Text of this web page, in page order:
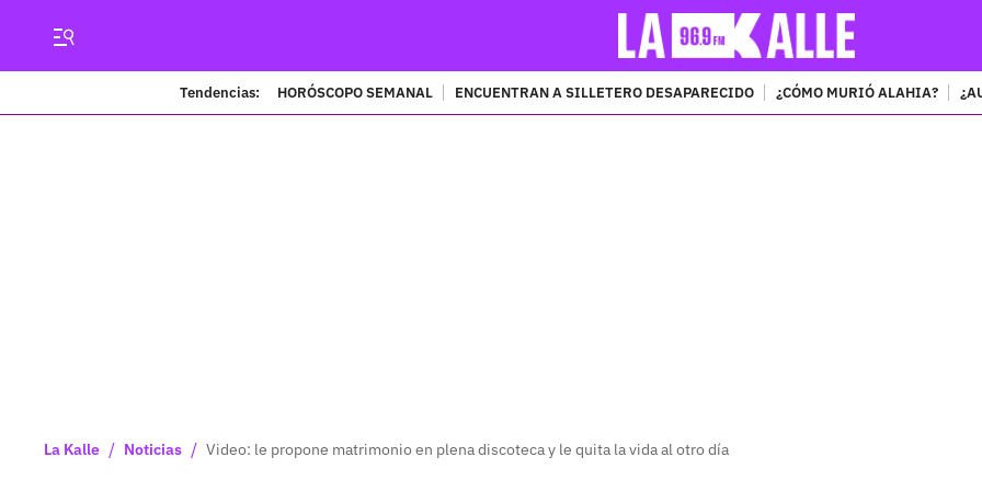
Tendencias: HORÓSCOPO SEMANAL ENCUENTRAN A SILLETERO DESAPARECIDO ¿CÓMO MURIÓ ALAHIA?
La Kalle / Noticias / Video: le propone matrimonio en plena discoteca y le quita la vida al otro día